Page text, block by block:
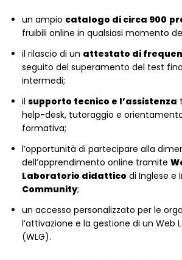
un ampio catalogo di circa 900
fruibili online in qualsiasi momento
il rilascio di un attestato di
seguito del superamento del test
intermedi;
ilsupporto tecnico e l’assistenza
help-desk, tutoraggio e
formativa;
l’opportunità di partecipare alla
dell’apprendimento online tramite
Laboratorio didattico di Inglese e
Community;
un accesso personalizzato per le
l’attivazione e la gestione di un Web
(WLG).